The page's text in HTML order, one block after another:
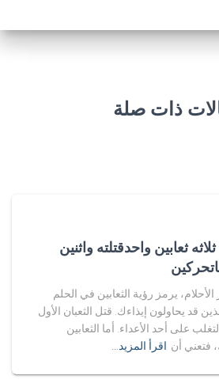
ذات صلة
ثعابين واحدقتلته واثنين
يرمز رؤية الثعابين في الحلم
قد يحاولون إيذاءك. قتل الثعبان الأول
على أحد الأعداء. أما الثعابين
فتعني أن اقرأ المزيد…